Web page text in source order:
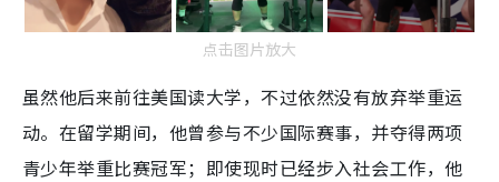
点击图片放大
虽然他后来前往美国读大学，不过依然没有放弃举重运
动。在留学期间，他曾参与不少国际赛事，并夺得两项
青少年举重比赛冠军；即使现时已经步入社会工作，他